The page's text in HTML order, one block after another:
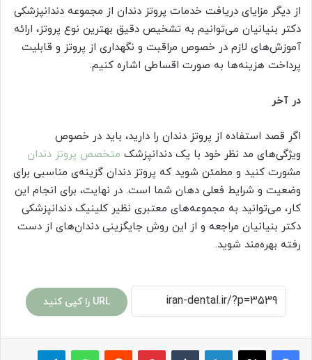
از دیگر مزایای دریافت خدمات پروتز دندان از مجموعه دندانپزشکی
دکتر بنیانیان می‌توانیم به تشخیص دقیق بهترین نوع پروتز، ارائه
آموزش‌های لازم در خصوص مراقبت و نگهداری از پروتز و قابلیت
پرداخت هزینه‌ها به صورت اقساطی اشاره کنیم.
در آخر
اگر قصد استفاده از پروتز دندان را دارید، باید در خصوص
ویژگی‌های مد نظر خود با یک دندانپزشک متخصص پروتز دندان
مشورت کنید و مطمئن شوید که پروتز دندان گزینه‌ی مناسبی برای
وضعیت و شرایط فعلی دهان شما است. در نهایت، برای انجام این
کار، می‌توانید به مجموعه‌های معتبری نظیر کلینیک دندانپزشکی
دکتر بنیانیان مراجعه و از این روش جایگزینی دندان‌های از دست
رفته بهره‌مند شوید.
URL را کپی کنید
لینکدین ‫تامبلر پینترست‫رددیت واتس آپ تلگرام